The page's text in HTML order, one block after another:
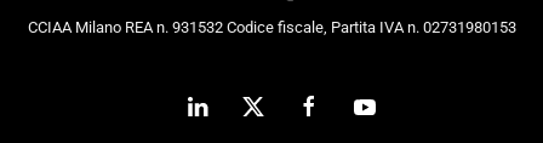
CCIAA Milano REA n. 931532 Codice fiscale, Partita IVA n. 02731980153